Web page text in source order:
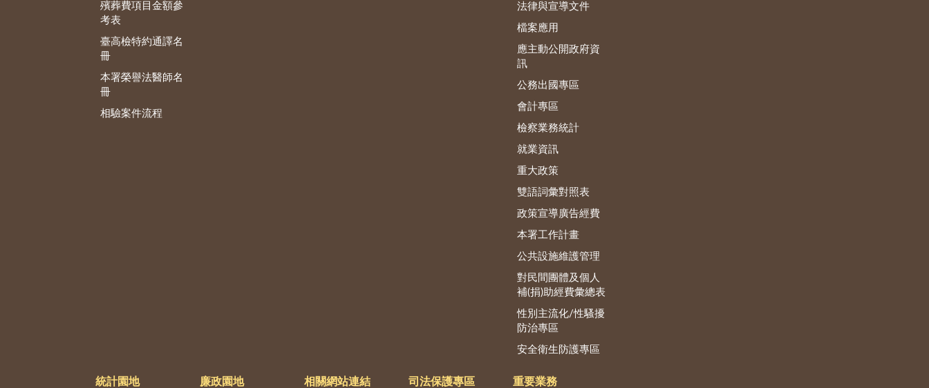
殯葬費項目金額參
考表
臺高檢特約通譯名
冊
本署榮譽法醫師名
冊
相驗案件流程
法律與宣導文件
檔案應用
應主動公開政府資
訊
公務出國專區
會計專區
檢察業務統計
就業資訊
重大政策
雙語詞彙對照表
政策宣導廣告經費
本署工作計畫
公共設施維護管理
對民間團體及個人
補(捐)助經費彙總表
性別主流化/性騷擾
防治專區
安全衛生防護專區
統計園地 廉政園地 相關網站連結 司法保護專區 重要業務